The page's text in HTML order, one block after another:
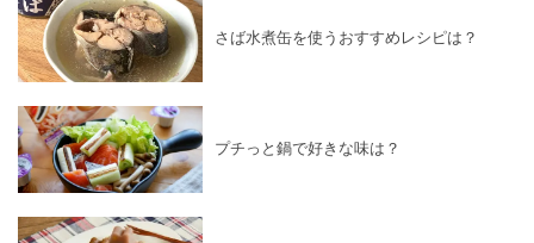
さば水煮缶を使うおすすめレシピは？
プチっと鍋で好きな味は？